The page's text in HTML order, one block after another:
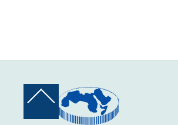
Back
Top